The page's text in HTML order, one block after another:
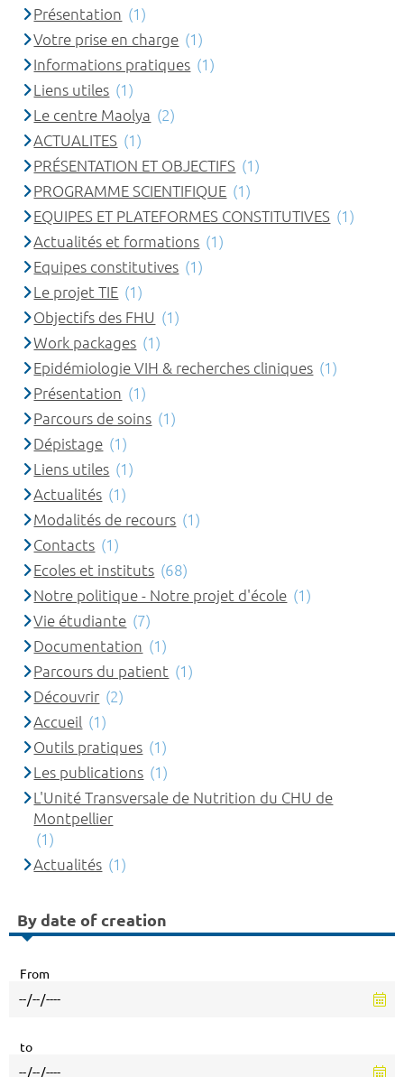
Présentation (1)
Votre prise en charge (1)
Informations pratiques (1)
Liens utiles (1)
Le centre Maolya (2)
ACTUALITES (1)
PRÉSENTATION ET OBJECTIFS (1)
PROGRAMME SCIENTIFIQUE (1)
EQUIPES ET PLATEFORMES CONSTITUTIVES (1)
Actualités et formations (1)
Equipes constitutives (1)
Le projet TIE (1)
Objectifs des FHU (1)
Work packages (1)
Epidémiologie VIH & recherches cliniques (1)
Présentation (1)
Parcours de soins (1)
Dépistage (1)
Liens utiles (1)
Actualités (1)
Modalités de recours (1)
Contacts (1)
Ecoles et instituts (68)
Notre politique - Notre projet d'école (1)
Vie étudiante (7)
Documentation (1)
Parcours du patient (1)
Découvrir (2)
Accueil (1)
Outils pratiques (1)
Les publications (1)
L'Unité Transversale de Nutrition du CHU de
Montpellier
(1)
Actualités (1)
By date of creation
From
to